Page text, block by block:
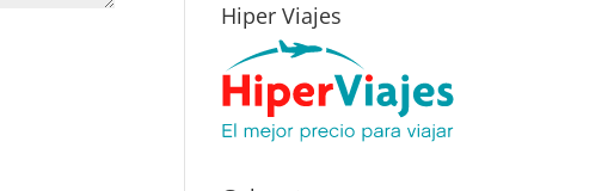
Hiper Viajes